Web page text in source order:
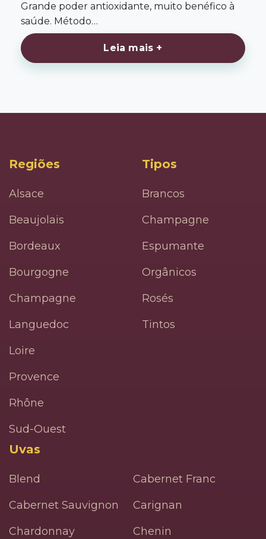
Grande poder antioxidante, muito benéfico à
saúde. Método…
Leia mais +
Regiões
Alsace
Beaujolais
Bordeaux
Bourgogne
Champagne
Languedoc
Loire
Provence
Rhône
Sud-Ouest
Tipos
Brancos
Champagne
Espumante
Orgânicos
Rosés
Tintos
Uvas
Blend
Cabernet Franc
Cabernet Sauvignon
Carignan
Chardonnay
Chenin